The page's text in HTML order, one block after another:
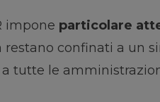
impone particolare
restano confinati a un
tutte le